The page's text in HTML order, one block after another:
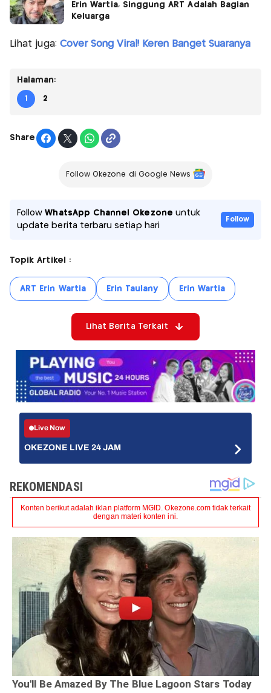
Erin Wartia, Singgung ART Adalah Bagian
Keluarga
Lihat juga: Cover Song Viral! Keren Banget Suaranya
Halaman:
1 2
Share
Follow Okezone di Google News
FollowWhatsApp Channel Okezone untuk
update berita terbaru setiap hari
Follow
Topik Artikel :
ART Erin Wartia Erin Taulany Erin Wartia
Lihat Berita Terkait
Live Now
OKEZONE LIVE 24 JAM